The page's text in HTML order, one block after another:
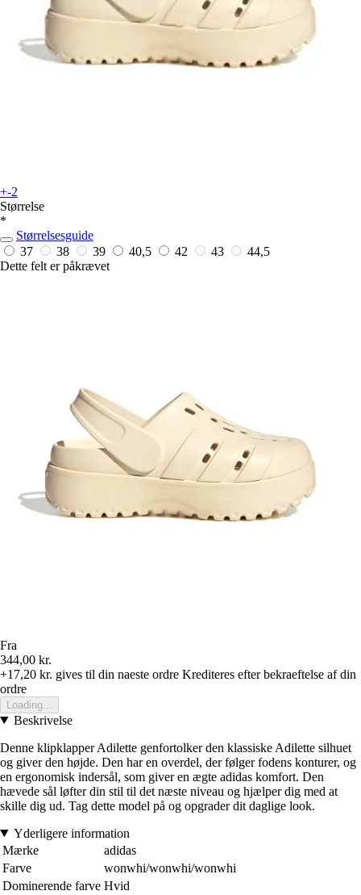
+-2
Størrelse
*
Størrelsesguide
37
38 39 40,5 42 43
44,5
Dette felt er påkrævet
Fra
344,00 kr.
+17,20 kr. gives til din naeste ordre Krediteres efter bekraeftelse af din
ordre
Loading...
Beskrivelse
Denne klipklapper Adilette genfortolker den klassiske Adilette silhuet
og giver den højde. Den har en overdel, der følger fodens konturer, og
en ergonomisk indersål, som giver en ægte adidas komfort. Den
hævede sål løfter din stil til det næste niveau og hjælper dig med at
skille dig ud. Tag dette model på og opgrader dit daglige look.
Yderligere information
Mærke
adidas
Farve
wonwhi/wonwhi/wonwhi
Dominerende farve Hvid